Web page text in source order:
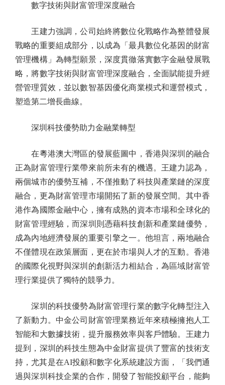
數字技術與財富管理深度融合
王建力強調，公司始終將數位化戰略作為整體發展
戰略的重要組成部分，以成為「最具數位化基因的財富
管理機構」為轉型願景，深度貫徹落實數字金融發展戰
略，將數字技術與財富管理深度融合，全面賦能提升經
營管理質效，並以數智基因優化商業模式和運營模式，
塑造第二增長曲線。
深圳科技優勢助力金融業轉型
在粵港澳大灣區的發展藍圖中，香港與深圳的融合
正為財富管理行業帶來前所未有的機遇。王建力認為，
兩個城市的優勢互補，不僅推動了科技與產業鏈的深度
融合，更為財富管理市場開拓了新的發展空間。其中香
港作為國際金融中心，擁有成熟的資本市場和全球化的
財富管理經驗，而深圳則憑藉科技創新和產業鏈優勢，
成為內地經濟發展的重要引擎之一。他坦言，兩地融合
不僅體現在政策層面，更在於市場與人才的互動。香港
的國際化視野與深圳的創新活力相結合，為區域財富管
理行業提供了獨特的競爭力。
深圳的科技優勢為財富管理行業的數字化轉型注入
了新動力。中金公司財富管理業務近年來積極擁抱人工
智能和大數據技術，提升服務效率與客戶體驗。王建力
提到，深圳的科技生態為中金財富提供了豐富的技術支
持，尤其是在AI投顧和數字化系統建設方面，「我們通
過與深圳科技企業的合作，開發了智能投顧平台，能夠